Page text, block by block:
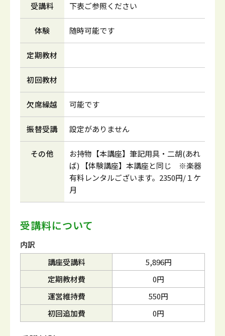
受講料 下表ご参照ください
体験 随時可能です
定期教材
初回教材
欠席繰越 可能です
振替受講 設定がありません
その他
お持物【本講座】筆記用具・二胡(あれ
ば) 【体験講座】本講座と同じ ※楽器
有料レンタルございます。2350円/１ケ
月
受講料について
内訳
講座受講料
5,896円
定期教材費
0円
運営維持費
550円
初回追加費
0円